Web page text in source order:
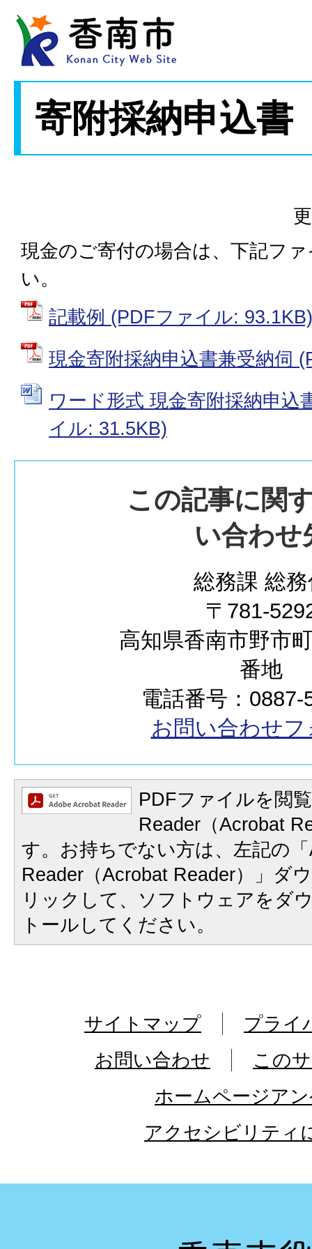
寄附採納申込書
現金のご寄付の場合は、下記フ
い。
記載例 (PDFファイル: 93.1KB)
現金寄附採納申込書兼受納伺
ワード形式 現金寄附採納申込
イル: 31.5KB)
この記事に関
い合わせ
総務課 総
〒781-
高知県香南市野市
番地
電話番号：0887-
お問い合わせフ
PDFファイルを閲
Reader（Acrobat
す。お持ちでない方は、左記の
Reader（Acrobat Reader）」ダ
リックして、ソフトウェアをダ
トールしてください。
サイトマップ
プライ
お問い合わせ
この
ホームページア
アクセシビリティ